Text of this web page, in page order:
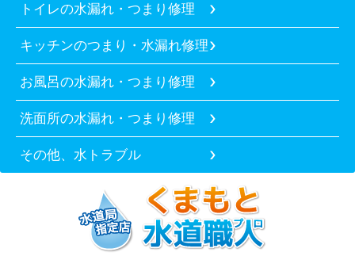
トイレの水漏れ・つまり修理
キッチンのつまり・水漏れ修理
お風呂の水漏れ・つまり修理
洗面所の水漏れ・つまり修理
その他、水トラブル